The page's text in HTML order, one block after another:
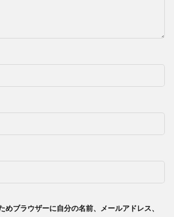
めブラウザーに自分の名前、メールアドレス、